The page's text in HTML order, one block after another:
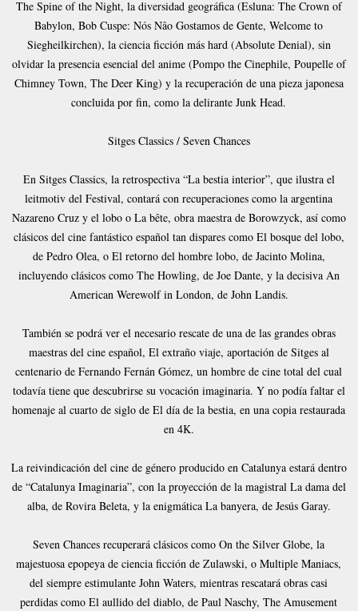
The Spine of the Night, la diversidad geográfica (Esluna: The Crown of
Babylon, Bob Cuspe: Nós Nâo Gostamos de Gente, Welcome to
Siegheilkirchen), la ciencia ficción más hard (Absolute Denial), sin
olvidar la presencia esencial del anime (Pompo the Cinephile, Poupelle of
Chimney Town, The Deer King) y la recuperación de una pieza japonesa
concluida por fin, como la delirante Junk Head.
Sitges Classics / Seven Chances
En Sitges Classics, la retrospectiva “La bestia interior”, que ilustra el
leitmotiv del Festival, contará con recuperaciones como la argentina
Nazareno Cruz y el lobo o La bête, obra maestra de Borowzyck, así como
clásicos del cine fantástico español tan dispares como El bosque del lobo,
de Pedro Olea, o El retorno del hombre lobo, de Jacinto Molina,
incluyendo clásicos como The Howling, de Joe Dante, y la decisiva An
American Werewolf in London, de John Landis.
También se podrá ver el necesario rescate de una de las grandes obras
maestras del cine español, El extraño viaje, aportación de Sitges al
centenario de Fernando Fernán Gómez, un hombre de cine total del cual
todavía tiene que descubrirse su vocación imaginaria. Y no podía faltar el
homenaje al cuarto de siglo de El día de la bestia, en una copia restaurada
en 4K.
La reivindicación del cine de género producido en Catalunya estará dentro
de “Catalunya Imaginaria”, con la proyección de la magistral La dama del
alba, de Rovira Beleta, y la enigmática La banyera, de Jesús Garay.
Seven Chances recuperará clásicos como On the Silver Globe, la
majestuosa epopeya de ciencia ficción de Zulawski, o Multiple Maniacs,
del siempre estimulante John Waters, mientras rescatará obras casi
perdidas como El aullido del diablo, de Paul Naschy, The Amusement